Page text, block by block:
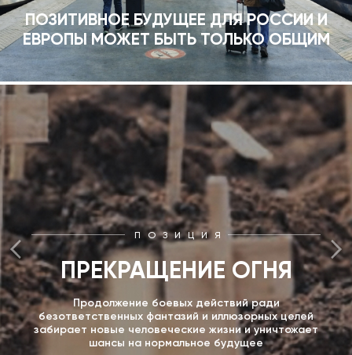
ПОЗИТИВНОЕ БУДУЩЕЕ ДЛЯ РОССИИ И
ЕВРОПЫ МОЖЕТ БЫТЬ ТОЛЬКО ОБЩИМ
ПОЗИЦИЯ
ПРЕКРАЩЕНИЕ ОГНЯ
Продолжение боевых действий ради
безответственных фантазий и иллюзорных целей
забирает новые человеческие жизни и уничтожает
шансы на нормальное будущее